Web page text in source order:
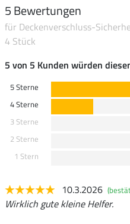
5 Bewertungen
für Deckenverschluss-
4 Stück
5 von 5 Kunden würden
5 Sterne
4 Sterne
3 Sterne
2 Sterne
1 Stern
10.3.2026
Wirklich gute kleine Helfer.